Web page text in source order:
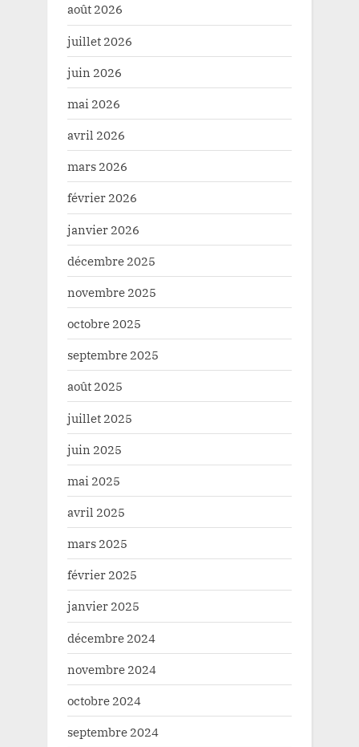
août 2026
juillet 2026
juin 2026
mai 2026
avril 2026
mars 2026
février 2026
janvier 2026
décembre 2025
novembre 2025
octobre 2025
septembre 2025
août 2025
juillet 2025
juin 2025
mai 2025
avril 2025
mars 2025
février 2025
janvier 2025
décembre 2024
novembre 2024
octobre 2024
septembre 2024